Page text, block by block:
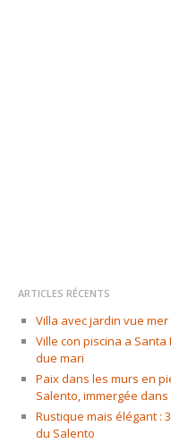
ARTICLES RÉCENTS
Villa avec jardin vue
Ville con piscina a Santa
due mari
Paix dans les murs en
Salento, immergée
Rustique mais élégant :
du Salento